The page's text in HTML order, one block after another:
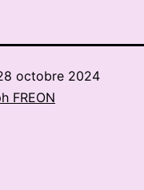
octobre 2024
FREON